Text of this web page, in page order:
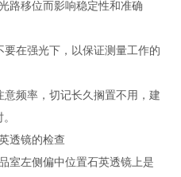
路移位而影响稳定性和准确
在强光下，以保证测量工作的
频率，切记长久搁置不用，建
透镜的检查
室左侧偏中位置石英透镜上是